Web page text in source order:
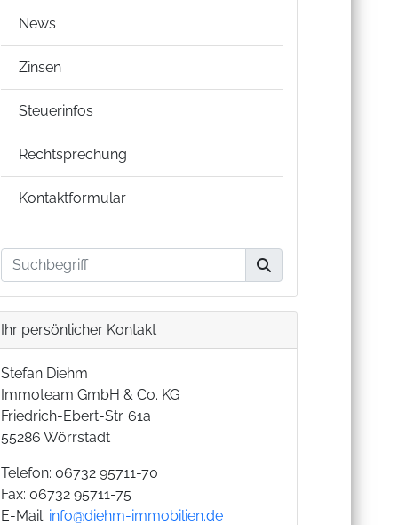
News
Zinsen
Steuerinfos
Rechtsprechung
Kontaktformular
Ihr persönlicher Kontakt
Stefan Diehm
Immoteam GmbH & Co. KG
Friedrich-Ebert-Str. 61a
55286 Wörrstadt
Telefon: 06732 95711-70
Fax: 06732 95711-75
E-Mail: info@diehm-immobilien.de